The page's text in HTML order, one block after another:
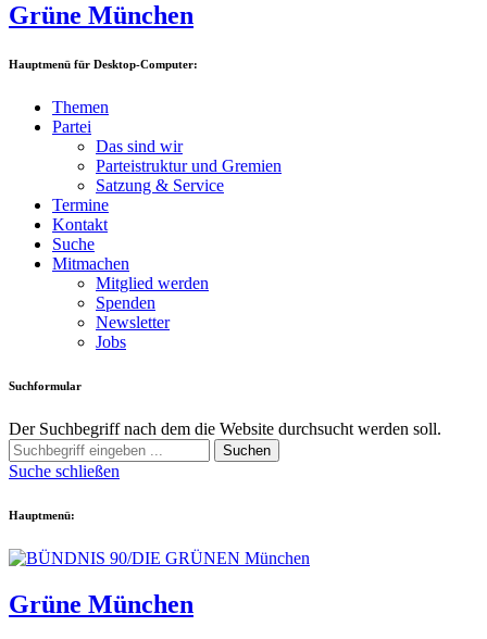
Grüne München
Hauptmenü für Desktop-Computer:
Themen
Partei
Das sind wir
Parteistruktur und Gremien
Satzung & Service
Termine
Kontakt
Suche
Mitmachen
Mitglied werden
Spenden
Newsletter
Jobs
Suchformular
Der Suchbegriff nach dem die Website durchsucht werden soll.
Suchen
Suche schließen
Hauptmenü:
Grüne München